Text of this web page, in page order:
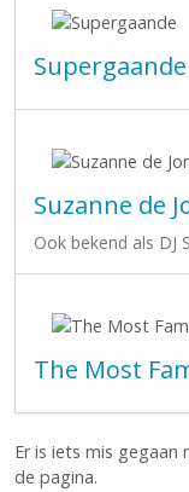
Supergaande
Suzanne de
Ook bekend als DJ
The Most
Er is iets mis gegaan
de pagina.